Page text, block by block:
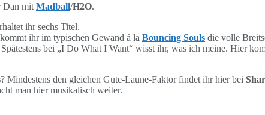
Dan mit Madball/H2O.
ihr sechs Titel.
ihr im typischen Gewand á la Bouncing Souls die volle
bei „I Do What I Want“ wisst ihr, was ich meine. Hier
? Mindestens den gleichen Gute-Laune-Faktor findet ihr hier bei
man hier musikalisch weiter.